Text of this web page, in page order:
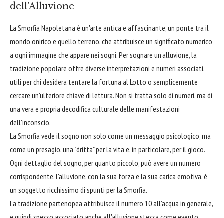
dell'Alluvione
La Smorfia Napoletana è un'arte antica e affascinante, un ponte tra il
mondo onirico e quello terreno, che attribuisce un significato numerico
a ogni immagine che appare nei sogni. Per sognare un'alluvione, la
tradizione popolare offre diverse interpretazioni e numeri associati,
utili per chi desidera tentare la fortuna al Lotto o semplicemente
cercare un'ulteriore chiave di lettura. Non si tratta solo di numeri, ma di
una vera e propria decodifica culturale delle manifestazioni
dell'inconscio.
La Smorfia vede il sogno non solo come un messaggio psicologico, ma
come un presagio, una "dritta" per la vita e, in particolare, per il gioco.
Ogni dettaglio del sogno, per quanto piccolo, può avere un numero
corrispondente. L'alluvione, con la sua forza e la sua carica emotiva, è
un soggetto ricchissimo di spunti per la Smorfia.
La tradizione partenopea attribuisce il numero 10 all'acqua in generale,